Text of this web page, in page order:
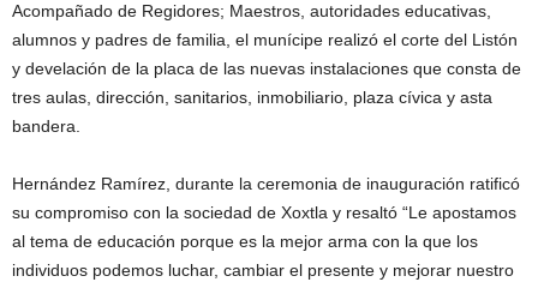
Acompañado de Regidores; Maestros, autoridades educativas,
alumnos y padres de familia, el munícipe realizó el corte del Listón
y develación de la placa de las nuevas instalaciones que consta de
tres aulas, dirección, sanitarios, inmobiliario, plaza cívica y asta
bandera.
Hernández Ramírez, durante la ceremonia de inauguración ratificó
su compromiso con la sociedad de Xoxtla y resaltó “Le apostamos
al tema de educación porque es la mejor arma con la que los
individuos podemos luchar, cambiar el presente y mejorar nuestro